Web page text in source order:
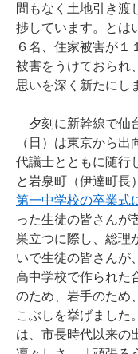
間もなく土地引き渡
捗しています。とは
６名、住家被害が１
被害をうけておられ
思いを深く新たにし
夕刻に新幹線で仙
（日）は東京から
代議士とともに随行
と岩泉町（伊達町長
第一中学校の卒業式
った生徒の皆さんが
巣立つに際し、総理
いで生徒の皆さんが
高中学校で作られた
のため、岩手のため
こぶしを挙げました
は、市長時代以来の